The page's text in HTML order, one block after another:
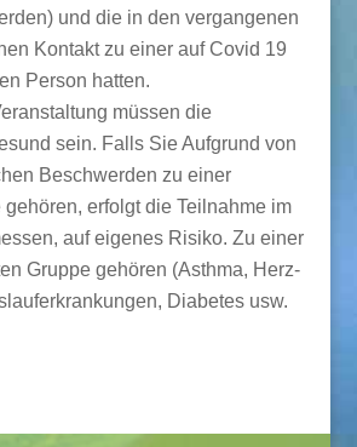
und die in den vergangenen
Kontakt zu einer auf Covid 19
Person hatten.
müssen die
sein. Falls Sie Aufgrund von
Beschwerden zu einer
erfolgt die Teilnahme im
auf eigenes Risiko. Zu einer
Gruppe gehören (Asthma, Herz-
Diabetes usw.